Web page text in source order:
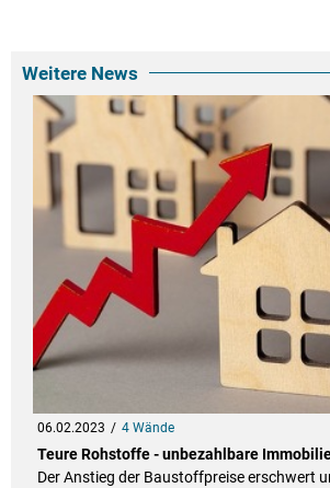
Weitere News
06.02.2023 4 Wände
Teure Rohstoffe - unbezahlbare
Der Anstieg der Baustoffpreise erschwert